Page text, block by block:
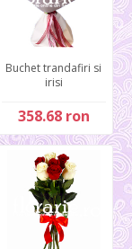
Buchet trandafiri si
irisi
358.68 ron